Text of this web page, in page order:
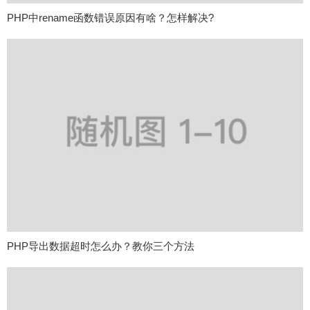
PHP中rename函数错误原因有啥？怎样解决?
PHP导出数据超时怎么办？教你三个方法